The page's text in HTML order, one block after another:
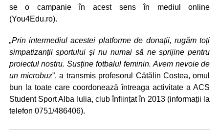
se o campanie în acest sens în mediul online
(You4Edu.ro).
„Prin intermediul acestei platforme de donații, rugăm toți
simpatizanții sportului și nu numai să ne sprijine pentru
proiectul nostru. Susține fotbalul feminin. Avem nevoie de
un microbuz”, a transmis profesorul Cătălin Costea, omul
bun la toate care coordonează întreaga activitate a ACS
Student Sport Alba Iulia, club înființat în 2013 (informații la
telefon 0751/486406).